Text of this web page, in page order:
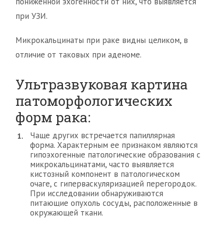
при УЗИ.
Микрокальцинаты при раке видны целиком, в
отличие от таковых при аденоме.
Ультразвуковая картина
патоморфологических
форм рака:
Чаще других встречается папиллярная
форма. Характерным ее признаком являются
гипоэхогенные патологические образования с
микрокальцинатами, часто выявляется
кистозный компонент в патологическом
очаге, с гиперваскуляризацией перегородок.
При исследовании обнаруживаются
питающие опухоль сосуды, расположенные в
окружающей ткани.